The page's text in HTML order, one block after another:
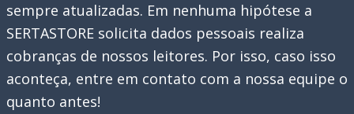
sempre atualizadas. Em nenhuma hipótese a
SERTASTORE solicita dados pessoais realiza
cobranças de nossos leitores. Por isso, caso isso
aconteça, entre em contato com a nossa equipe o
quanto antes!